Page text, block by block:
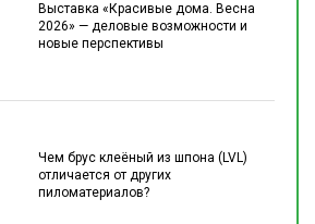
Выставка «Красивые дома. Весна
2026» — деловые возможности и
новые перспективы
Чем брус клеёный из шпона (LVL)
отличается от других
пиломатериалов?